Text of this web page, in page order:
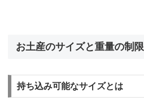
お土産のサイズと重量の制限
持ち込み可能なサイズとは